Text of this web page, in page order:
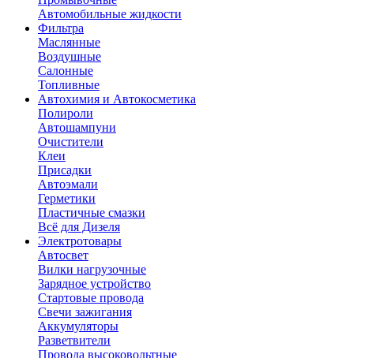
Автомобильные жидкости
Фильтра
Маслянные
Воздушные
Салонные
Топливные
Автохимия и Автокосметика
Полироли
Автошампуни
Очистители
Клеи
Присадки
Автоэмали
Герметики
Пластичные смазки
Всё для Дизеля
Электротовары
Автосвет
Вилки нагрузочные
Зарядное устройство
Стартовые провода
Свечи зажигания
Аккумуляторы
Разветвители
Провода высоковольтные